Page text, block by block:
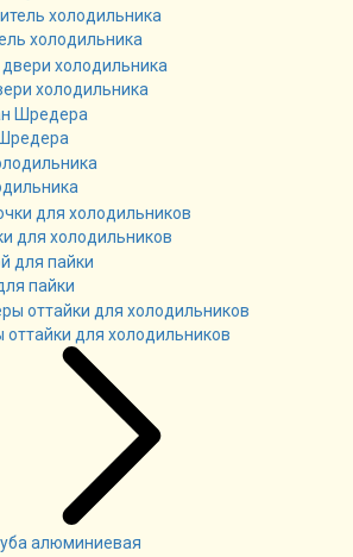
холодильника
холодильника
для холодильников
пайки
для холодильников
алюминиевая